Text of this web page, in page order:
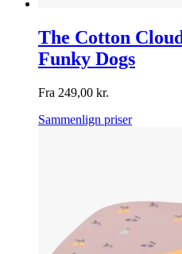
The Cotton
Funky Dogs
Fra 249,00 kr.
Sammenlign priser